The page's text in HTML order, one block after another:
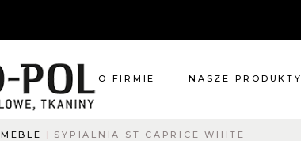
O FIRMIE NASZE PRODUKTY
MEBLE SYPIALNIA ST CAPRICE WHITE